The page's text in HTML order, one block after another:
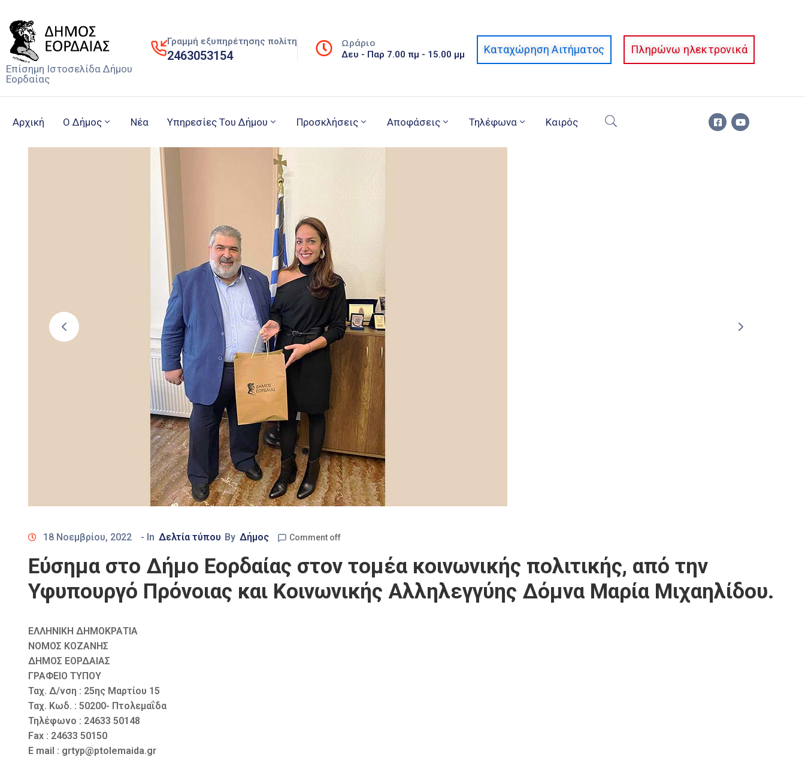
Επίσημη Ιστοσελίδα Δήμου
Εορδαίας
Γραμμή εξυπηρέτησης πολίτη
2463053154
Ωράριο
Δευ - Παρ 7.00 πμ - 15.00 μμ Καταχώρηση Αιτήματος Πληρώνω ηλεκτρονικά
Αρχική Ο Δήμος Νέα Υπηρεσίες Του Δήμου Προσκλήσεις Αποφάσεις Τηλέφωνα Καιρός
18 Νοεμβρίου, 2022 - In Δελτία τύπου By Δήμος Comment off
Εύσημα στο Δήμο Εορδαίας στον τομέα κοινωνικής πολιτικής, από την
Υφυπουργό Πρόνοιας και Κοινωνικής Αλληλεγγύης Δόμνα Μαρία Μιχαηλίδου.
ΕΛΛΗΝΙΚΗ ΔΗΜΟΚΡΑΤΙΑ
ΝΟΜΟΣ ΚΟΖΑΝΗΣ
ΔΗΜΟΣ ΕΟΡΔΑΙΑΣ
ΓΡΑΦΕΙΟ ΤΥΠΟΥ
Ταχ. Δ/νση : 25ης Μαρτίου 15
Ταχ. Κωδ. : 50200- Πτολεμαΐδα
Τηλέφωνο : 24633 50148
Fax : 24633 50150
E mail : grtyp@ptolemaida.gr